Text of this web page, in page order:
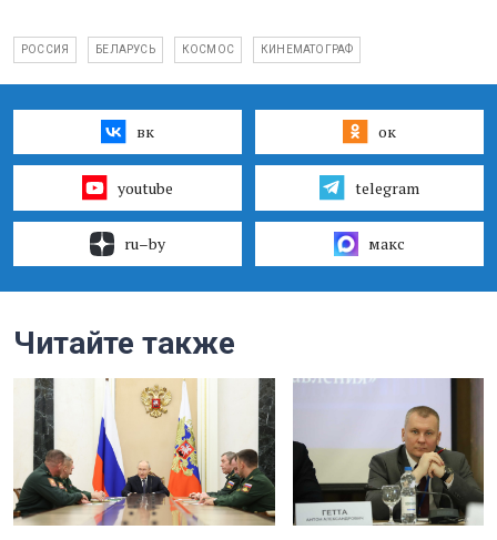
РОССИЯ БЕЛАРУСЬ КОСМОС КИНЕМАТОГРАФ
вк ок
youtube telegram
ru–by макс
Читайте также